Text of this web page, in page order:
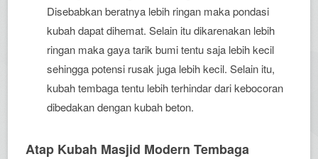
Disebabkan beratnya lebih ringan maka pondasi
kubah dapat dihemat. Selain itu dikarenakan lebih
ringan maka gaya tarik bumi tentu saja lebih kecil
sehingga potensi rusak juga lebih kecil. Selain itu,
kubah tembaga tentu lebih terhindar dari kebocoran
dibedakan dengan kubah beton.
Atap Kubah Masjid Modern Tembaga